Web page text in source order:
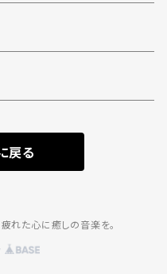
戻る
た心に癒しの音楽を。